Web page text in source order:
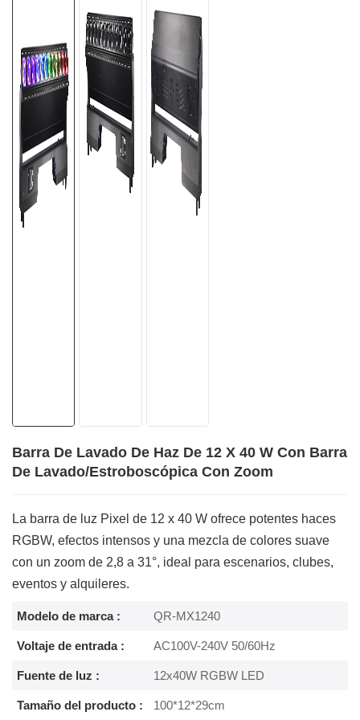
Barra De Lavado De Haz De 12 X 40 W Con Barra
De Lavado/estroboscópica Con Zoom
La barra de luz Pixel de 12 x 40 W ofrece potentes haces
RGBW, efectos intensos y una mezcla de colores suave
con un zoom de 2,8 a 31°, ideal para escenarios, clubes,
eventos y alquileres.
Modelo de marca : QR-MX1240
Voltaje de entrada : AC100V-240V 50/60Hz
Fuente de luz : 12x40W RGBW LED
Tamaño del producto : 100*12*29cm